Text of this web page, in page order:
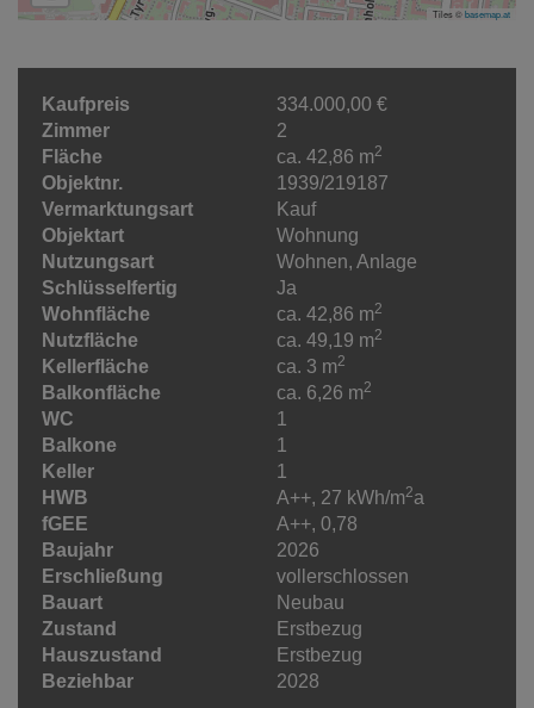
Tiles ©basemap.at
Kaufpreis
334.000,00 €
Zimmer
2
Fläche
ca. 42,86 m2
Objektnr.
1939/219187
Vermarktungsart
Kauf
Objektart
Wohnung
Nutzungsart
Wohnen Anlage
Schlüsselfertig
Ja
Wohnfläche
ca. 42,86 m2
Nutzfläche ca. 49,19 m2
Kellerfläche ca. 3 m2
Balkonfläche ca. 6,26 m2
WC
1
Balkone
1
Keller
1
HWB
A++, 27 kWh/m2a
fGEE
A++, 0,78
Baujahr
2026
Erschließung
vollerschlossen
Bauart
Neubau
Zustand
Erstbezug
Hauszustand
Erstbezug
Beziehbar
2028